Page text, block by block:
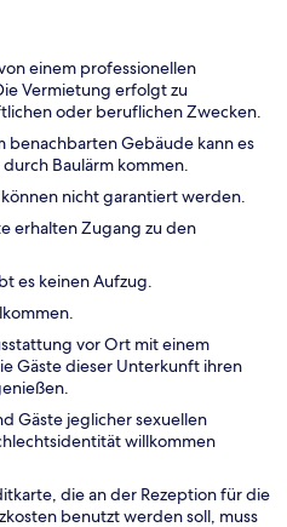
einem professionellen
Vermietung erfolgt zu
oder beruflichen Zwecken.
benachbarten Gebäude kann es
Baulärm kommen.
nicht garantiert werden.
erhalten Zugang zu den
es keinen Aufzug.
vor Ort mit einem
Gäste dieser Unterkunft ihren
Gäste jeglicher sexuellen
willkommen
die an der Rezeption für die
benutzt werden soll, muss